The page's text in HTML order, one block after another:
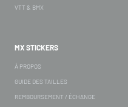
VTT & BMX
MX STICKERS
À PROPOS
GUIDE DES TAILLES
REMBOURSEMENT / ÉCHANGE